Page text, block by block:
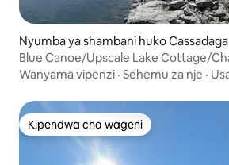
Nyumba ya shambani huko Cassadaga
Blue Canoe/Upscale Lake Cottage/
Wanyama vipenzi · Sehemu za nje ·
Kipendwa cha wageni
Kipendwa cha wageni